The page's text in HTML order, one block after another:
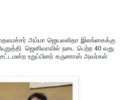
அம்மா ஜெயலலிதா இலங்கைக்கு
ஜெனிவாவில் நடை பெற்ற 40 வது
உறுப்பினர் கருணாஸ் அவர்கள்